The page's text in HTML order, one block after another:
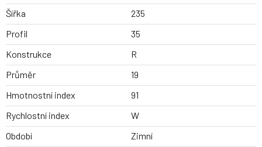
Šířka
235
Profil
35
Konstrukce
R
Průměr
19
Hmotnostní index
91
Rychlostní index
W
Období
Zimní